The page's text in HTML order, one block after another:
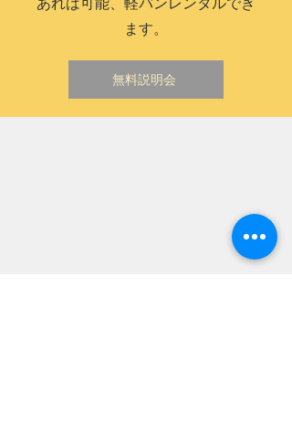
ます。
無料説明会